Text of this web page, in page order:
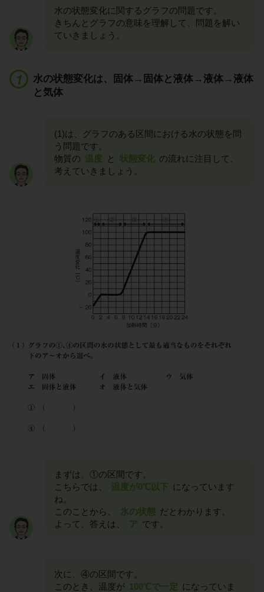
水の状態変化に関するグラフの問題です。
きちんとグラフの意味を理解して、問題を解い
ていきましょう。
水の状態変化は、固体→固体と液体→液体→液体
と気体
(1)は、グラフのある区間における水の状態を問
う問題です。
物質の 温度 と 状態変化 の流れに注目して、
考えていきましょう。
まずは、①の区間です。
こちらでは、
温度が0℃以下 になっています
ね。
このことから、
氷の状態 だとわかります。
よって、答えは、
ア です。
次に、④の区間です。
このとき、温度が 100℃で一定 になっていま